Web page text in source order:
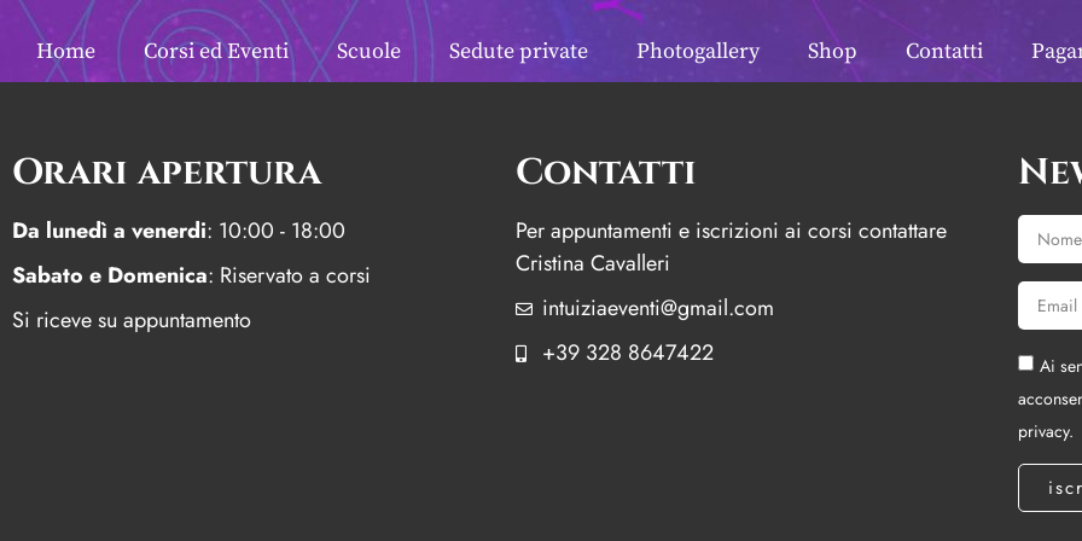
Home Corsi ed Eventi Scuole Sedute private Photogallery Shop Contatti
Giuliano Falciani
Orari apertura
Da lunedì a venerdi: 10:00 - 18:00
Sabato e Domenica: Riservato a corsi
Si riceve su appuntamento
Contatti
Per appuntamenti e iscrizioni ai corsi contattare
Cristina Cavalleri
intuiziaeventi@gmail.com
+39 328 8647422
Ai
privacy.